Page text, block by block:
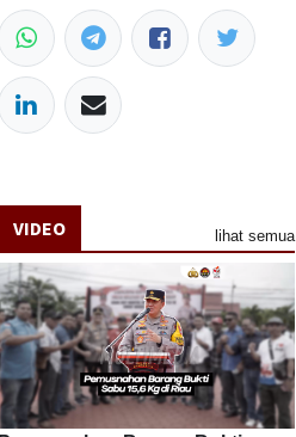
VIDEO lihat semua